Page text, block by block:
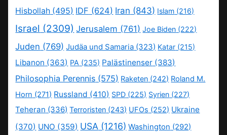
Hisbollah (495) IDF (624) Iran (843) Islam (216)
Israel (2309) Jerusalem (761) Joe Biden (222)
Juden (769) Judäa und Samaria (323) Katar (215)
Libanon (363) PA (235) Palästinenser (383)
Philosophia Perennis (575) Raketen (242) Roland M.
Horn (271) Russland (410) SPD (225) Syrien (227)
Teheran (336) Terroristen (243) UFOs (252) Ukraine
(370) UNO (359) USA (1216) Washington (292)